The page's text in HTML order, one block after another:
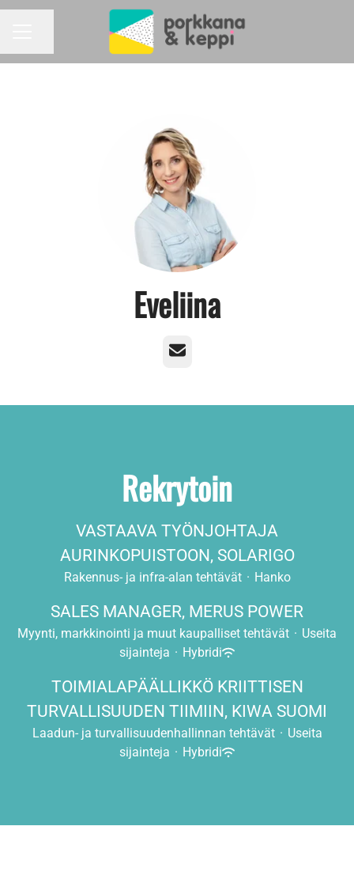
Eveliina
Sähköposti
Rekrytoin
VASTAAVA TYÖNJOHTAJA
AURINKOPUISTOON, SOLARIGO
Rakennus- ja infra-alan tehtävät · Hanko
SALES MANAGER, MERUS POWER
Myynti, markkinointi ja muut kaupalliset tehtävät · Useita
sijainteja · Hybridi
TOIMIALAPÄÄLLIKKÖ KRIITTISEN
TURVALLISUUDEN TIIMIIN, KIWA SUOMI
Laadun- ja turvallisuudenhallinnan tehtävät · Useita
sijainteja · Hybridi